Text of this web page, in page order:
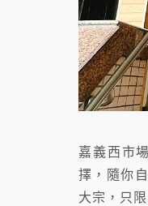
嘉義西市
擇，隨你
大宗，只